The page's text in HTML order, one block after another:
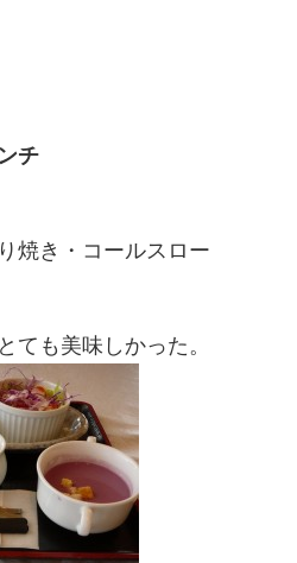
チ
焼き・コールスロー
ても美味しかった。